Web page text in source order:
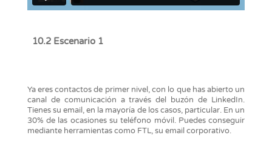
10.2 Escenario 1
Ya eres contactos de primer nivel, con lo que has abierto un
canal de comunicación a través del buzón de LinkedIn.
Tienes su email, en la mayoría de los casos, particular. En un
30% de las ocasiones su teléfono móvil. Puedes conseguir
mediante herramientas como FTL, su email corporativo.